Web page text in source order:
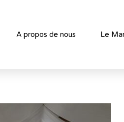
A propos de nous Le